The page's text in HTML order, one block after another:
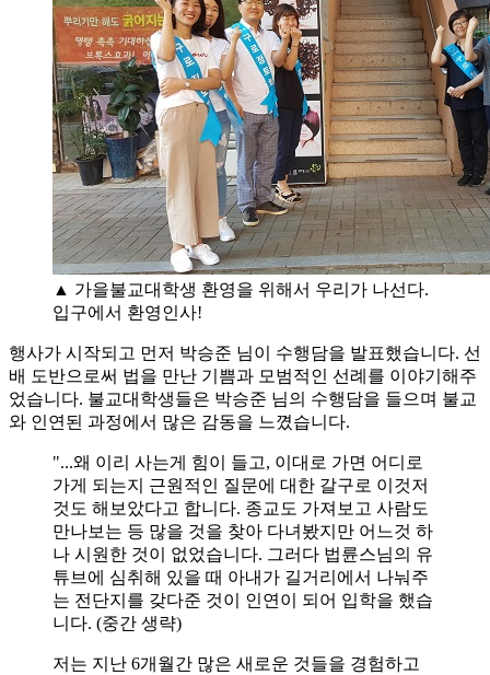
▲ 가을불교대학생 환영을 위해서 우리가 나선다.
입구에서 환영인사!
행사가 시작되고 먼저 박승준 님이 수행담을 발표했습니다. 선
배 도반으로써 법을 만난 기쁨과 모범적인 선례를 이야기해주
었습니다. 불교대학생들은 박승준 님의 수행담을 들으며 불교
와 인연된 과정에서 많은 감동을 느꼈습니다.
"...왜 이리 사는게 힘이 들고, 이대로 가면 어디로
가게 되는지 근원적인 질문에 대한 갈구로 이것저
것도 해보았다고 합니다. 종교도 가져보고 사람도
만나보는 등 많을 것을 찾아 다녀봤지만 어느것 하
나 시원한 것이 없었습니다. 그러다 법륜스님의 유
튜브에 심취해 있을 때 아내가 길거리에서 나눠주
는 전단지를 갖다준 것이 인연이 되어 입학을 했습
니다. (중간 생략)
저는 지난 6개월간 많은 새로운 것들을 경험하고